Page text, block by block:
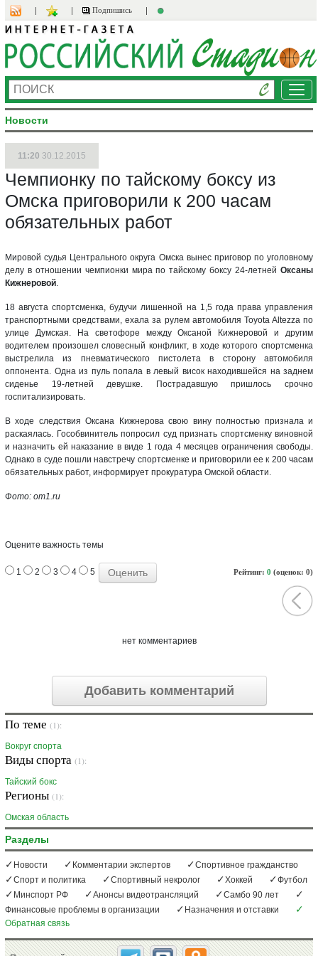
Подпишись
Новости
11:20 30.12.2015
Чемпионку по тайскому боксу из
Омска приговорили к 200 часам
обязательных работ
Мировой судья Центрального округа Омска вынес приговор по уголовному
делу в отношении чемпионки мира по тайскому боксу 24-летней Оксаны
Кижнеровой.
18 августа спортсменка, будучи лишенной на 1,5 года права управления
транспортными средствами, ехала за рулем автомобиля Toyota Altezza по
улице Думская. На светофоре между Оксаной Кижнеровой и другим
водителем произошел словесный конфликт, в ходе которого спортсменка
выстрелила из пневматического пистолета в сторону автомобиля
оппонента. Одна из пуль попала в левый висок находившейся на заднем
сиденье 19-летней девушке. Пострадавшую пришлось срочно
госпитализировать.
В ходе следствия Оксана Кижнерова свою вину полностью признала и
раскаялась. Гособвинитель попросил суд признать спортсменку виновной
и назначить ей наказание в виде 1 года 4 месяцев ограничения свободы.
Однако в суде пошли навстречу спортсменке и приговорили ее к 200 часам
обязательных работ, информирует прокуратура Омской области.
Фото: om1.ru
Оцените важность темы
Рейтинг: 0 (оценок: 0)
1 2 3 4 5
нет комментариев
Добавить комментарий
По теме (1):
Вокруг спорта
Виды спорта (1):
Тайский бокс
Регионы (1):
Омская область
Разделы
Новости Комментарии экспертов
Спортивное гражданство
Спорт и политика
Спортивный некролог Хоккей
Футбол
Минспорт РФ
Анонсы видеотрансляций
Самбо 90 лет
Финансовые проблемы в организации
Назначения и отставки
Обратная связь